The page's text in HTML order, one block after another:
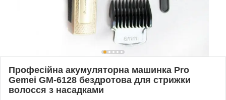
Професійна акумуляторна машинка Pro
Gemei GM-6128 бездротова для стрижки
волосся з насадками